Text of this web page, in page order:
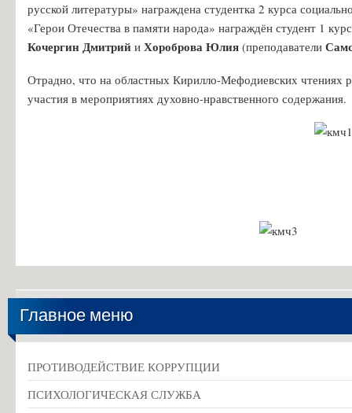
Особенности проведения вступительных испытаний для лиц с
Конкурс заявлений абитуриентов ГБПОУ «ГК г. СЫЗРАНИ»
Вопросы-ответы
Информация об организации ежедневных «входных фильтров»
Выпускникам
Информация об общежитиях
Заочное отделение
русской литературы» награждена студентка 2 курса
«Герои Отечества в памяти народа» награждён студент 1
Кочергин Дмитрий и Хороброва Юлия (преподаватели
Отрадно, что на областных Кирилло-Мефодиевских чтениях
участия в мероприятиях духовно-нравственного
Главное меню
ПРОТИВОДЕЙСТВИЕ КОРРУПЦИИ
ПСИХОЛОГИЧЕСКАЯ СЛУЖБА